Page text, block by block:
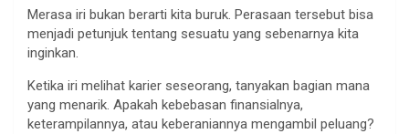
Merasa iri bukan berarti kita buruk. Perasaan tersebut bisa
menjadi petunjuk tentang sesuatu yang sebenarnya kita
inginkan.
Ketika iri melihat karier seseorang, tanyakan bagian mana
yang menarik. Apakah kebebasan finansialnya,
keterampilannya, atau keberaniannya mengambil peluang?